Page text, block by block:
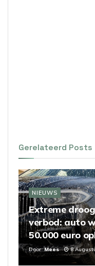
Gerelateerd Posts
NIEUWS
Extreme
verbod: auto
50.000 euro
Door Mees 8